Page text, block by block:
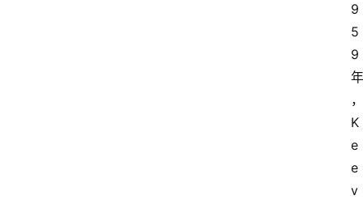
9
5
9
年
，
K
e
e
v